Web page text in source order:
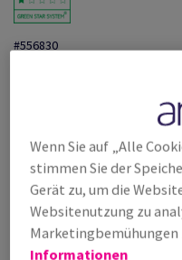
#556830
Raflatac, Raflamatt, einseitig
Permanent (SP34), gekerbt,
500mmx700mm, SB, Paket zu
Weitere
Listenpreis
€ 977,03 21,05% Rabatt
möglich ab
€ 771,34
pro 1 000 Bogen
Wenn Sie auf „Alle
stimmen Sie der
Gerät zu, um die
Websitenutzung zu
Informationen